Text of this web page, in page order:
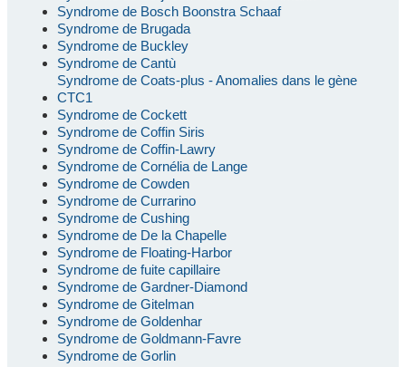
Syndrome de Bosch Boonstra Schaaf
Syndrome de Brugada
Syndrome de Buckley
Syndrome de Cantù
Syndrome de Coats-plus - Anomalies dans le gène
CTC1
Syndrome de Cockett
Syndrome de Coffin Siris
Syndrome de Coffin-Lawry
Syndrome de Cornélia de Lange
Syndrome de Cowden
Syndrome de Currarino
Syndrome de Cushing
Syndrome de De la Chapelle
Syndrome de Floating-Harbor
Syndrome de fuite capillaire
Syndrome de Gardner-Diamond
Syndrome de Gitelman
Syndrome de Goldenhar
Syndrome de Goldmann-Favre
Syndrome de Gorlin